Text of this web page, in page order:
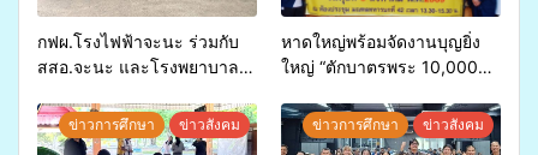
กฟผ.โรงไฟฟ้าจะนะ ร่วมกับ
สสอ.จะนะ และโรงพยาบาล
แพทย์เคลื่อนที่ ประจำปี 2569
หาดใหญ่พร้อมจัดงานบุญยิ่ง
ใหญ่ “ตักบาตรพระ 10,000
พ่อ” ปีที่ 23 รวมพลัง
พุทธศาสนิกชน 4 ประเทศ
ข่าวการศึกษา ข่าวสังคม ข่าวการศึกษา ข่าวสังคม